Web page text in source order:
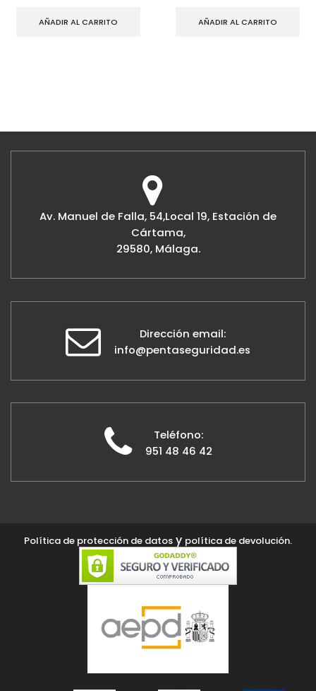
AÑADIR AL CARRITO AÑADIR AL CARRITO
Av. Manuel de Falla, 54,Local 19, Estación de
Cártama,
29580, Málaga.
Dirección email:
info@pentaseguridad.es
Teléfono:
951 48 46 42
Política de protección de datos y política de devolución.